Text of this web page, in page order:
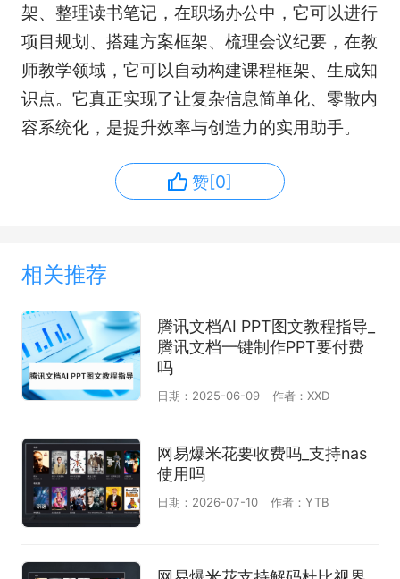
架、整理读书笔记，在职场办公中，它可以进行
项目规划、搭建方案框架、梳理会议纪要，在教
师教学领域，它可以自动构建课程框架、生成知
识点。它真正实现了让复杂信息简单化、零散内
容系统化，是提升效率与创造力的实用助手。
赞[0]
相关推荐
腾讯文档AI PPT图文教程指导_
腾讯文档一键制作PPT要付费
吗
日期：2025-06-09 作者：XXD
网易爆米花要收费吗_支持nas
使用吗
日期：2026-07-10 作者：YTB